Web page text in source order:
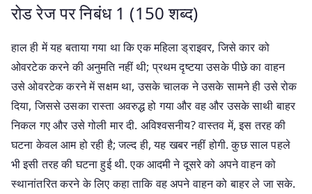
रोड रेज पर निबंध 1 (150 शब्द)
हाल ही में यह बताया गया था कि एक महिला ड्राइवर, जिसे कार को
ओवरटेक करने की अनुमति नहीं थी; प्रथम दृष्टया उसके पीछे का वाहन
उसे ओवरटेक करने में सक्षम था, उसके चालक ने उसके सामने ही उसे रोक
दिया, जिससे उसका रास्ता अवरुद्ध हो गया और वह और उसके साथी बाहर
निकल गए और उसे गोली मार दी. अविश्वसनीय? वास्तव में, इस तरह की
घटना केवल आम हो रही है; जल्द ही, यह खबर नहीं होगी. कुछ साल पहले
भी इसी तरह की घटना हुई थी. एक आदमी ने दूसरे को अपने वाहन को
स्थानांतरित करने के लिए कहा ताकि वह अपने वाहन को बाहर ले जा सके.